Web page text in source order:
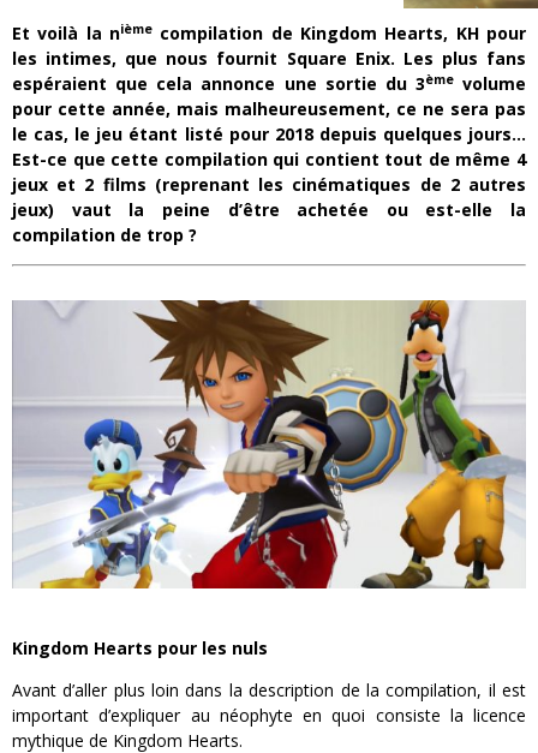
Assassin's Creed Black Flag Resynced
« Le Vent dand les Saules » - Une Belle Histoire !
« Damn Them All » - Un duo de Choc !
Yoshi and the mysterious book
Et voilà la nième compilation de Kingdom Hearts, KH pour
les intimes, que nous fournit Square Enix. Les plus fans
espéraient que cela annonce une sortie du 3èmevolume
pour cette année, mais malheureusement, ce ne sera pas
le cas, le jeu étant listé pour 2018 depuis quelques jours…
Est-ce que cette compilation qui contient tout de même 4
jeux et 2 films (reprenant les cinématiques de 2 autres
jeux) vaut la peine d’être achetée ou est-elle la
compilation de trop ?
Kingdom Hearts pour les nuls
Avant d’aller plus loin dans la description de la compilation, il est
important d’expliquer au néophyte en quoi consiste la licence
mythique de Kingdom Hearts.